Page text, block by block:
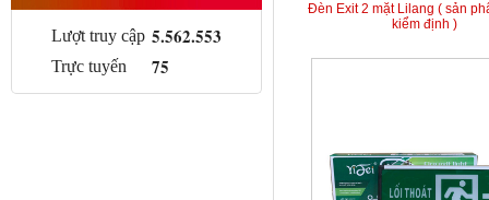
Lượt truy cập 5.562.553
Trực tuyến 75
Đèn Exit 2 mặt Lilang ( sản
kiểm định )